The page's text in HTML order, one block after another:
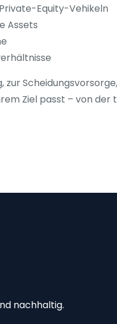
Equity-Vehikeln
Assets
Ziel passt – von
nachhaltig.